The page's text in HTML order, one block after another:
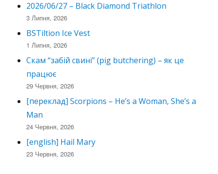
2026/06/27 – Black Diamond Triathlon
3 Липня, 2026
BSTiltion Ice Vest
1 Липня, 2026
Скам “забій свині” (pig butchering) – як це
працює
29 Червня, 2026
[переклад] Scorpions – He’s a Woman, She’s a
Man
24 Червня, 2026
[english] Hail Mary
23 Червня, 2026